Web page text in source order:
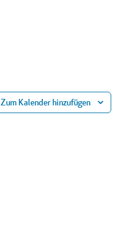
Zum Kalender hinzufügen